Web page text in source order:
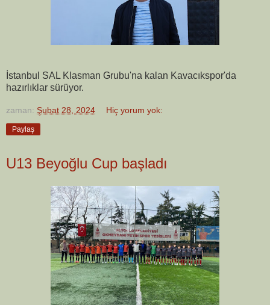
İstanbul SAL Klasman Grubu'na kalan Kavacıkspor'da
hazırlıklar sürüyor.
zaman: Şubat 28, 2024 Hiç yorum yok:
Paylaş
U13 Beyoğlu Cup başladı